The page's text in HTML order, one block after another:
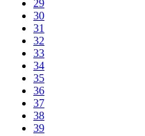
29
30
31
32
33
34
35
36
37
38
39